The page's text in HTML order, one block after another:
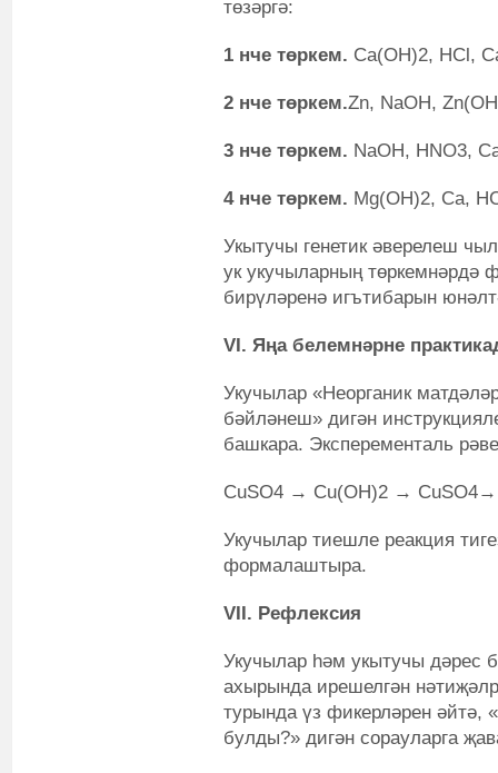
төзәргә:
1 нче төркем. Ca(OH)2, HCl,
2 нче төркем.Zn, NaOH,
3 нче төркем. NaOH, HNO3,
4 нче төркем. Mg(OH)2, Ca,
Укытучы генетик әверелеш
ук укучыларның
бирүләренә игътибарын
VI. Яңа белемнәрне
Укучылар «Неорганик
бәйләнеш» дигән
башкара. Эксперементаль
CuSO4 → Cu(OH)2 → CuSO4→
Укучылар тиешле реакция
формалаштыра.
VII. Рефлексия
Укучылар һәм укытучы дәрес
ахырында ирешелгән
турында үз фикерләрен әйтә,
булды?» дигән сорауларга